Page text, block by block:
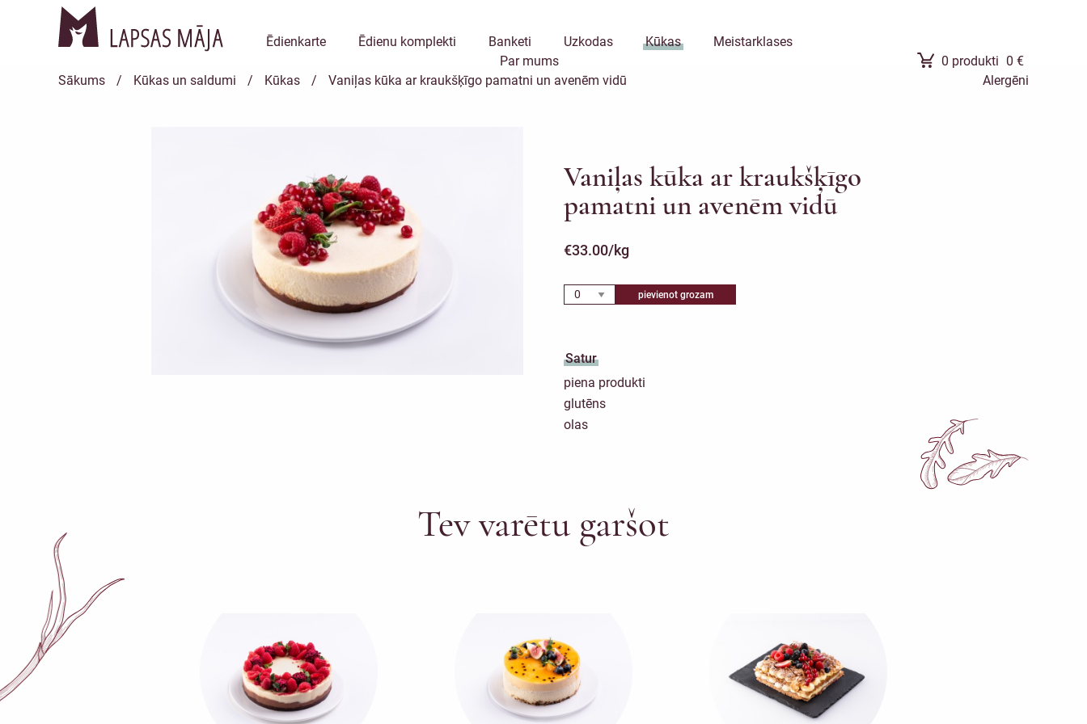
Ēdienkarte Ēdienu komplekti Banketi Uzkodas Kūkas
Meistarklases
Par mums
0 produkti 0 €
Sākums
/ Kūkas un saldumi / Kūkas / Vaniļas kūka ar kraukšķīgo pamatni un avenēm vidū Alergēni
Vaniļas kūka ar kraukšķīgo
pamatni un avenēm vidū
€33.00/kg
pievienot grozam
Satur
piena produkti
glutēns
olas
Tev varētu garšot